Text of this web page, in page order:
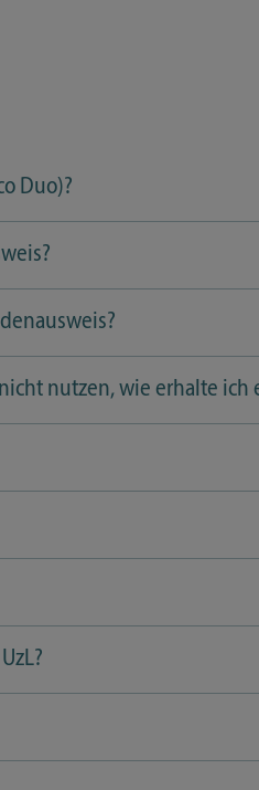
Duo)?
nutzen, wie erhalte ich